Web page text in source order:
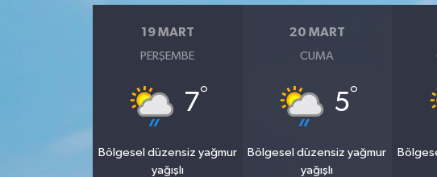
19 MART
PERŞEMBE
7°
Bölgesel düzensiz yağmur
yağışlı
20 MART
CUMA
5°
Bölgesel düzensiz yağmur
yağışlı